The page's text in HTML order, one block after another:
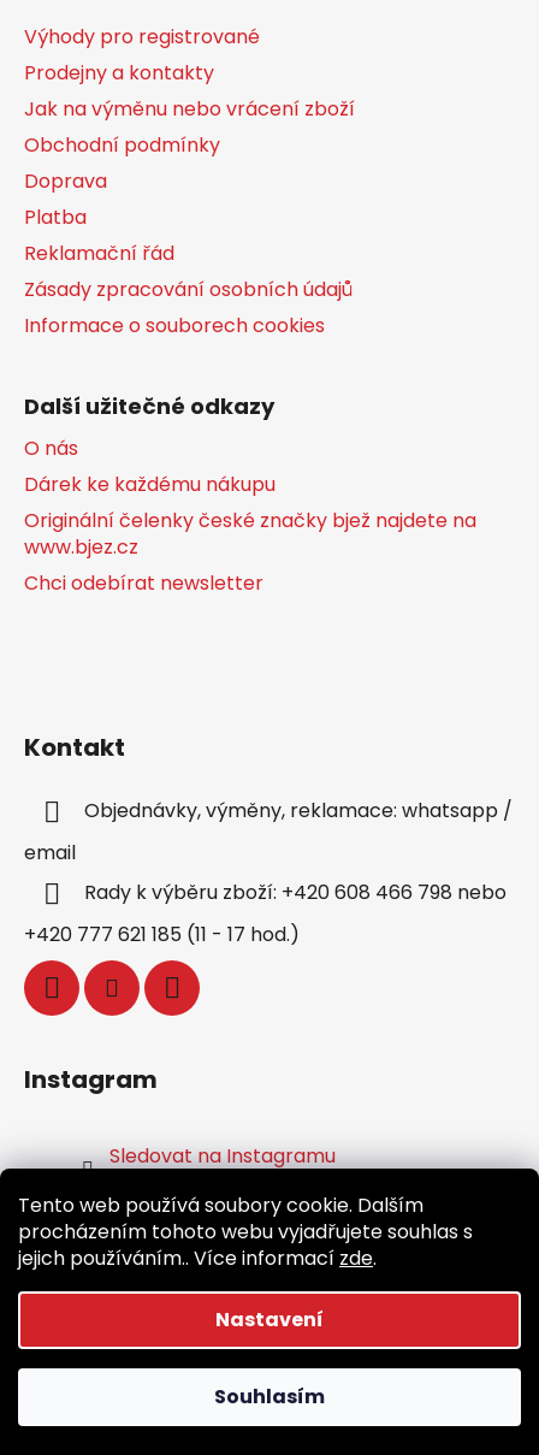
Tento web používá soubory cookie. Dalším
procházením tohoto webu vyjadřujete souhlas s
jejich používáním.. Více informací zde.
Nastavení
Souhlasím
Výhody pro registrované
Prodejny a kontakty
Jak na výměnu nebo vrácení zboží
Obchodní podmínky
Doprava
Platba
Reklamační řád
Zásady zpracování osobních údajů
Informace o souborech cookies
Další užitečné odkazy
O nás
Dárek ke každému nákupu
Originální čelenky české značky bjež najdete na
www.bjez.cz
Chci odebírat newsletter
Kontakt
Objednávky, výměny, reklamace: whatsapp /
email
Rady k výběru zboží: +420 608 466 798 nebo
+420 777 621 185 (11 - 17 hod.)
Instagram
Sledovat na Instagramu
Facebook
Vytvořil Shoptet
Běž.cz. Všechna práva vyhrazena.
Upravit nastavení cookies